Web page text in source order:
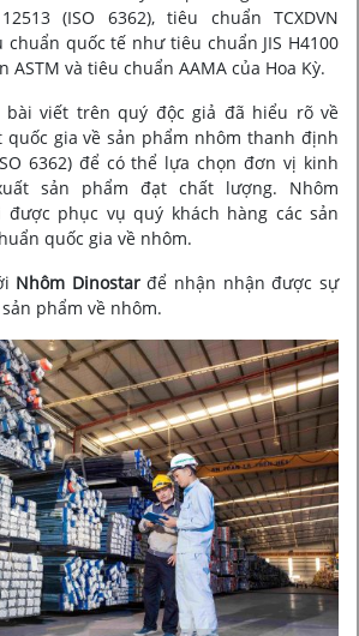
(ISO 6362), tiêu chuẩn TCXDVN
chuẩn quốc tế như tiêu chuẩn JIS H4100
ASTM và tiêu chuẩn AAMA của Hoa Kỳ.
bài viết trên quý độc giả đã hiểu rõ về
quốc gia về sản phẩm nhôm thanh định
6362) để có thể lựa chọn đơn vị kinh
sản phẩm đạt chất lượng. Nhôm
phục vụ quý khách hàng các sản
quốc gia về nhôm.
Nhôm Dinostarđể nhận nhận được sự
phẩm về nhôm.